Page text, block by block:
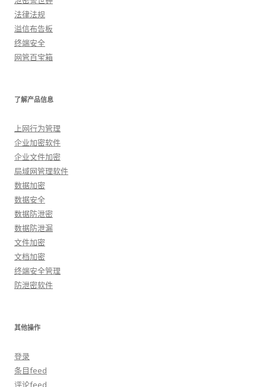
法律法规
溢信布告板
终端安全
网管百宝箱
了解产品信息
上网行为管理
企业加密软件
企业文件加密
局域网管理软件
数据加密
数据安全
数据防泄密
数据防泄漏
文件加密
文档加密
终端安全管理
防泄密软件
其他操作
登录
条目feed
评论feed